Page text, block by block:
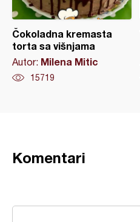
Čokoladna kremasta
torta sa višnjama
Autor: Milena Mitic
15719
Komentari